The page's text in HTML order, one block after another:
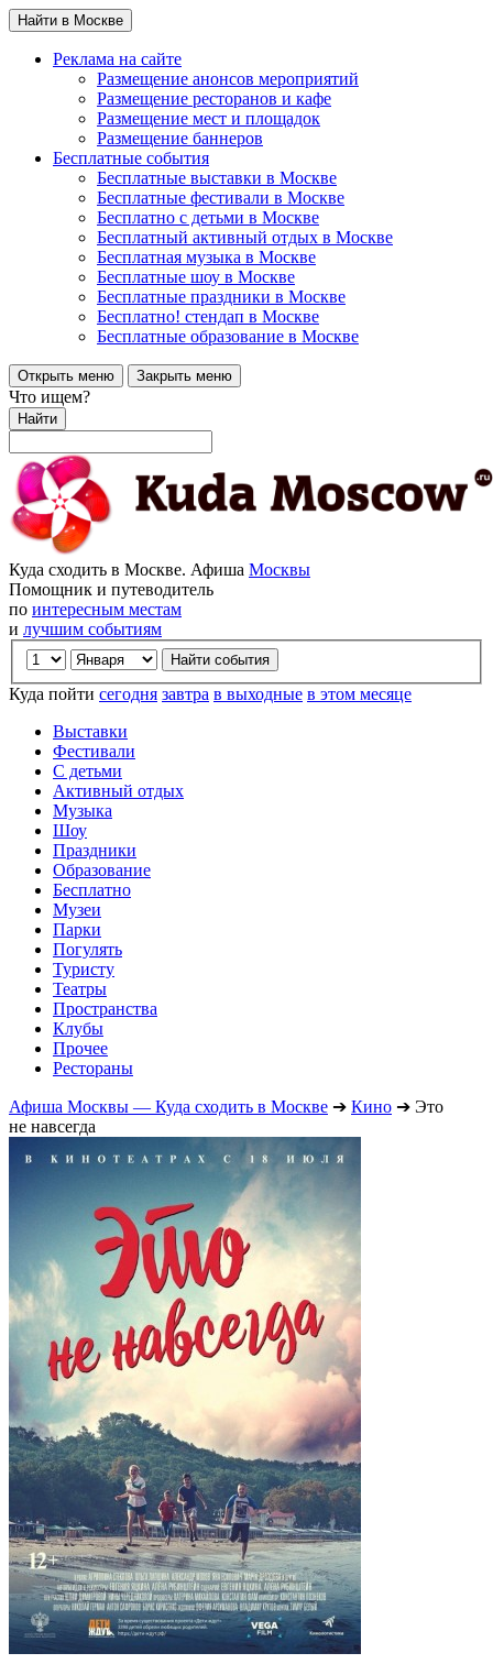
Найти в Москве
Реклама на сайте
Размещение анонсов мероприятий
Размещение ресторанов и кафе
Размещение мест и площадок
Размещение баннеров
Бесплатные события
Бесплатные выставки в Москве
Бесплатные фестивали в Москве
Бесплатно с детьми в Москве
Бесплатный активный отдых в Москве
Бесплатная музыка в Москве
Бесплатные шоу в Москве
Бесплатные праздники в Москве
Бесплатно! стендап в Москве
Бесплатные образование в Москве
Открыть меню Закрыть меню
Что ищем?
Найти
Куда сходить в Москве. Афиша Москвы
Помощник и путеводитель
по интересным местам
и лучшим событиям
Куда пойти сегодня завтра в выходные в этом месяце
Выставки
Фестивали
С детьми
Активный отдых
Музыка
Шоу
Праздники
Образование
Бесплатно
Музеи
Парки
Погулять
Туристу
Театры
Пространства
Клубы
Прочее
Рестораны
Афиша Москвы — Куда сходить в Москве ➔ Кино ➔ Это
не навсегда